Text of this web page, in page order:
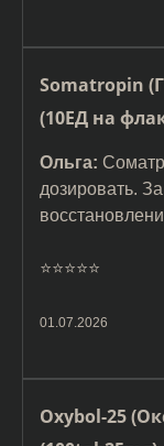
Somatropin
(10ЕД на
Ольга:
дозировать.
⭐️⭐️⭐️⭐️⭐️
01.07.2026
Oxybol-25